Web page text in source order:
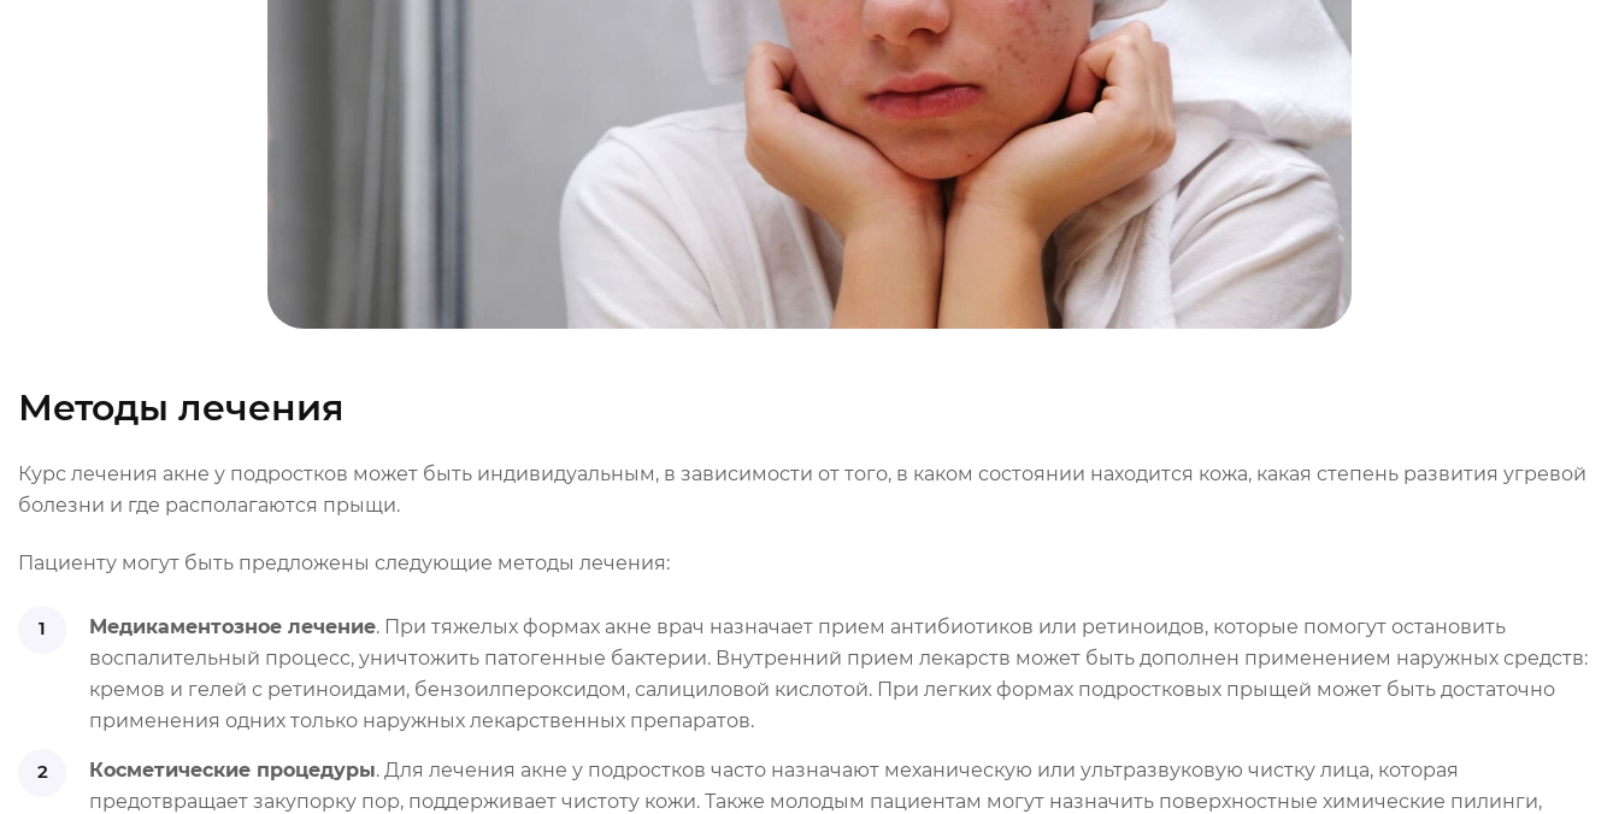
Методы лечения
Курс лечения акне у подростков может быть индивидуальным, в зависимости от того, в каком состоянии находится кожа, какая степень развития угревой
болезни и где располагаются прыщи.
Пациенту могут быть предложены следующие методы лечения:
Медикаментозное лечение. При тяжелых формах акне врач назначает прием антибиотиков или ретиноидов, которые помогут остановить
воспалительный процесс, уничтожить патогенные бактерии. Внутренний прием лекарств может быть дополнен применением наружных средств:
кремов и гелей с ретиноидами, бензоилпероксидом, салициловой кислотой. При легких формах подростковых прыщей может быть достаточно
применения одних только наружных лекарственных препаратов.
Косметические процедуры. Для лечения акне у подростков часто назначают механическую или ультразвуковую чистку лица, которая
предотвращает закупорку пор, поддерживает чистоту кожи. Также молодым пациентам могут назначить поверхностные химические пилинги,